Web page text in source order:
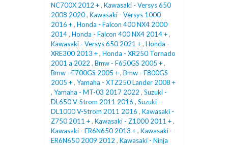
NC700X 2012 +, Kawasaki - Versys 650
2008 2020, Kawasaki - Versys 1000
2016 +, Honda - Falcon 400 NX4 2000
2014, Honda - Falcon 400 NX4 2014 +,
Kawasaki - Versys 650 2021 +, Honda -
XRE300 2013 +, Honda - XR250 Tornado
2001 a 2022 , Bmw - F650GS 2005 +,
Bmw - F700GS 2005 +, Bmw - F800GS
2005 +, Yamaha - XTZ250 Lander 2008 +
, Yamaha - MT-03 2017 2022 , Suzuki -
DL650 V-Strom 2011 2016 , Suzuki -
DL1000 V-Strom 2011 2016 , Kawasaki -
Z750 2011 +, Kawasaki - Z1000 2011 +,
Kawasaki - ER6N650 2013 +, Kawasaki -
ER6N650 2009 2012 , Kawasaki - Ninja